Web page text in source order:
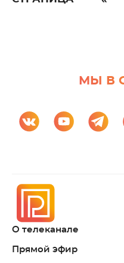
МЫ В
О телеканале
Прямой эфир